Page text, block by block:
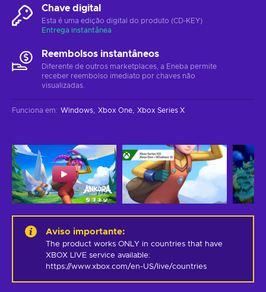
Chave digital
Esta é uma edição digital do produto (CD-KEY)
Entrega instantânea
Reembolsos instantâneos
Diferente de outros marketplaces, a Eneba permite
receber reembolso imediato por chaves não
visualizadas.
Funciona em: Windows Xbox One Xbox Series X
Aviso importante:
The product works ONLY in countries that have
XBOX LIVE service available:
https://www.xbox.com/en-US/live/countries